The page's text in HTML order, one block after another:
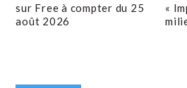
sur Free à compter du 25
août 2026
«